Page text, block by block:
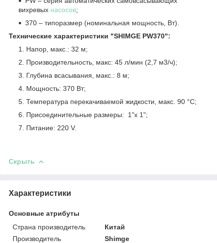
вихревых насосов;
370 – типоразмер (номинальная мощность, Вт).
Технические характеристики "SHIMGE PW370":
Напор, макс.: 32 м;
Производительность, макс: 45 л/мин (2,7 м3/ч);
Глубина всасывания, макс.: 8 м;
Мощность: 370 Вт;
Температура перекачиваемой жидкости, макс. 90 °C;
Присоединительные размеры: 1"x 1";
Питание: 220 V.
Скрыть
Характеристики
Основные атрибуты
Страна производитель
Китай
Производитель
Shimge